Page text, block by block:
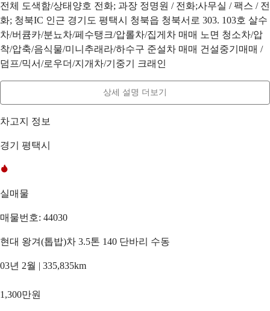
전체 도색함/상태양호 전화; 과장 정명원 / 전화;사무실 / 팩스 / 전
화; 청북IC 인근 경기도 평택시 청북읍 청북서로 303. 103호 살수
차/버큠카/분뇨차/페수탱크/압롤차/집게차 매매 노면 청소차/압
착/압축/음식물/미니추래라/하수구 준설차 매매 건설중기매매 /
덤프/믹서/로우더/지개차/기중기 크래인
상세 설명 더보기
차고지 정보
경기 평택시
실매물
매물번호: 44030
현대 왕겨(톱밥)차 3.5톤 140 단바리 수동
03년 2월 | 335,835km
1,300만원